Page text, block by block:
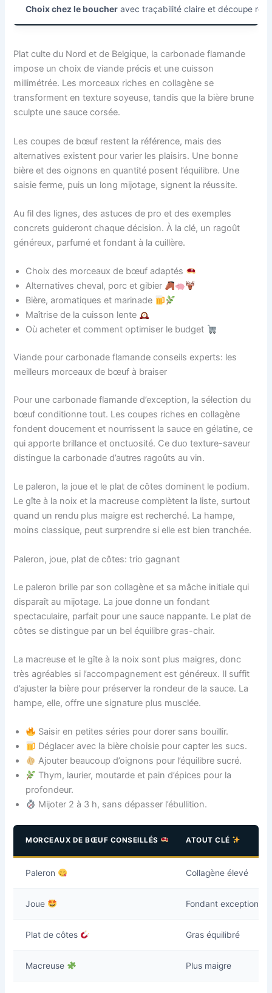
Choix chez le boucher avec traçabilité claire et découpe
Plat culte du Nord et de Belgique, la carbonade flamande
impose un choix de viande précis et une cuisson
millimétrée. Les morceaux riches en collagène se
transforment en texture soyeuse, tandis que la bière brune
sculpte une sauce corsée.
Les coupes de bœuf restent la référence, mais des
alternatives existent pour varier les plaisirs. Une bonne
bière et des oignons en quantité posent l’équilibre. Une
saisie ferme, puis un long mijotage, signent la réussite.
Au fil des lignes, des astuces de pro et des exemples
concrets guideront chaque décision. À la clé, un ragoût
généreux, parfumé et fondant à la cuillère.
Choix des morceaux de bœuf adaptés
Alternatives cheval, porc et gibier
Bière, aromatiques et marinade
Maîtrise de la cuisson lente
Où acheter et comment optimiser le budget
Viande pour carbonade flamande conseils experts: les
meilleurs morceaux de bœuf à braiser
Pour une carbonade flamande d’exception, la sélection du
bœuf conditionne tout. Les coupes riches en collagène
fondent doucement et nourrissent la sauce en gélatine, ce
qui apporte brillance et onctuosité. Ce duo texture-saveur
distingue la carbonade d’autres ragoûts au vin.
Le paleron, la joue et le plat de côtes dominent le podium.
Le gîte à la noix et la macreuse complètent la liste, surtout
quand un rendu plus maigre est recherché. La hampe,
moins classique, peut surprendre si elle est bien tranchée.
Paleron, joue, plat de côtes: trio gagnant
Le paleron brille par son collagène et sa mâche initiale qui
disparaît au mijotage. La joue donne un fondant
spectaculaire, parfait pour une sauce nappante. Le plat de
côtes se distingue par un bel équilibre gras-chair.
La macreuse et le gîte à la noix sont plus maigres, donc
très agréables si l’accompagnement est généreux. Il suffit
d’ajuster la bière pour préserver la rondeur de la sauce. La
hampe, elle, offre une signature plus musclée.
Saisir en petites séries pour dorer sans bouillir.
Déglacer avec la bière choisie pour capter les sucs.
Ajouter beaucoup d’oignons pour l’équilibre sucré.
Thym, laurier, moutarde et pain d’épices pour la
profondeur.
Mijoter 2 à 3 h, sans dépasser l’ébullition.
MORCEAUX DE BŒUF CONSEILLÉS ATOUT CLÉ
Paleron Collagène élevé
Joue Fondant exceptionnel
Plat de côtes Gras équilibré
Macreuse Plus maigre